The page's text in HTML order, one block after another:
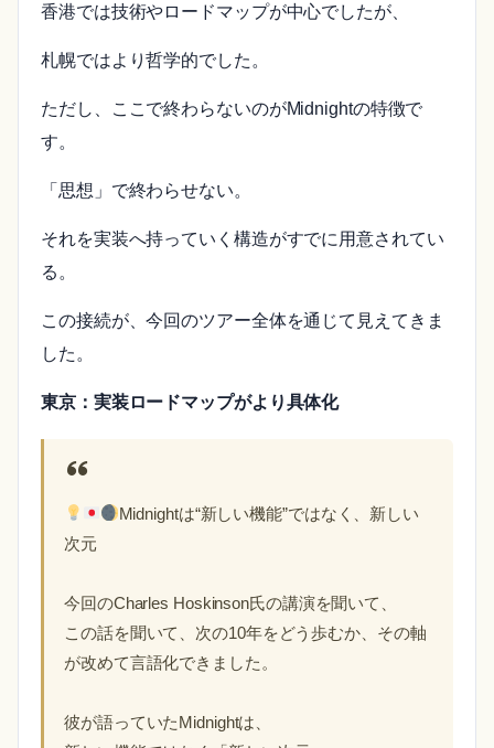
香港では技術やロードマップが中心でしたが、
札幌ではより哲学的でした。
ただし、ここで終わらないのがMidnightの特徴で
す。
「思想」で終わらせない。
それを実装へ持っていく構造がすでに用意されてい
る。
この接続が、今回のツアー全体を通じて見えてきま
した。
東京：実装ロードマップがより具体化
Midnightは“新しい機能”ではなく、新しい
次元
今回のCharles Hoskinson氏の講演を聞いて、
この話を聞いて、次の10年をどう歩むか、その軸
が改めて言語化できました。
彼が語っていたMidnightは、